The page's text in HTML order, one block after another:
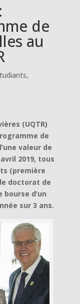
de
au
,
(UQTR)
de
valeur de
2019, tous
(première
doctorat de
d’un
sur 3 ans.